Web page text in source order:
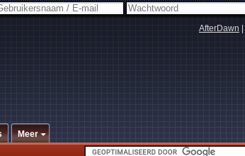
AfterDawn
Meer